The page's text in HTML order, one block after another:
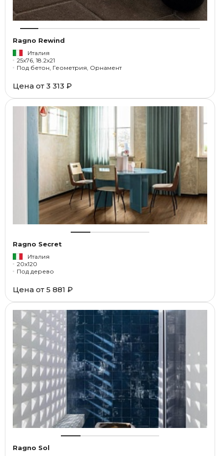
Ragno Rewind
Италия
25x76, 18.2x21
Под бетон, Геометрия, Орнамент
Цена от 3 313 ₽
Ragno Secret
Италия
20x120
Под дерево
Цена от 5 881 ₽
Ragno Sol